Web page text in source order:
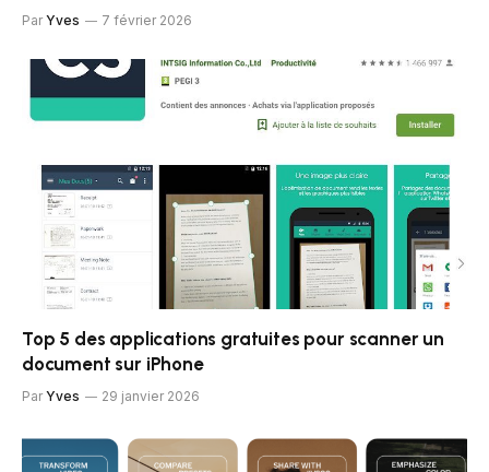
Par Yves 7 février 2026
Top 5 des applications gratuites pour scanner un
document sur iPhone
Par Yves 29 janvier 2026